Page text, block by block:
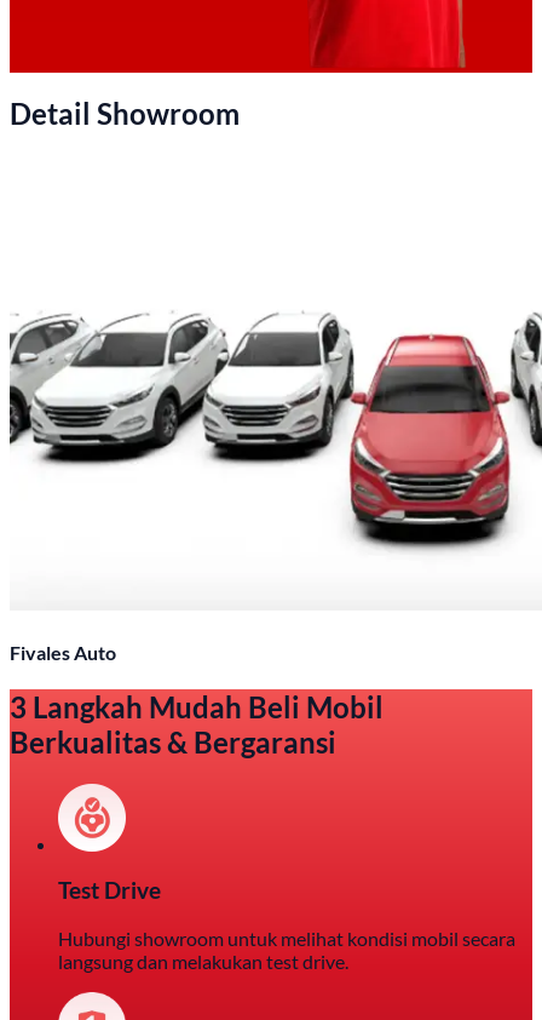
Detail Showroom
Fivales Auto
3 Langkah Mudah Beli Mobil
Berkualitas & Bergaransi
Test Drive
Hubungi showroom untuk melihat kondisi mobil secara
langsung dan melakukan test drive.